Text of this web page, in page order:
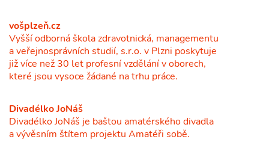
vošplzeň.cz
Vyšší odborná škola zdravotnická, managementu
a veřejnosprávních studií, s.r.o. v Plzni poskytuje
již více než 30 let profesní vzdělání v oborech,
které jsou vysoce žádané na trhu práce.
Divadélko JoNáš
Divadélko JoNáš je baštou amatérského divadla
a vývěsním štítem projektu Amatéři sobě.